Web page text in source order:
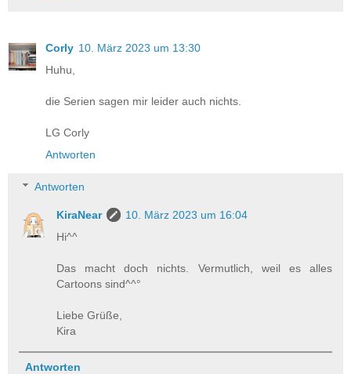
Corly 10. März 2023 um 13:30
Huhu,
die Serien sagen mir leider auch nichts.
LG Corly
Antworten
Antworten
KiraNear
10. März 2023 um 16:04
Hi^^
Das macht doch nichts. Vermutlich, weil es alles
Cartoons sind^^°
Liebe Grüße,
Kira
Antworten